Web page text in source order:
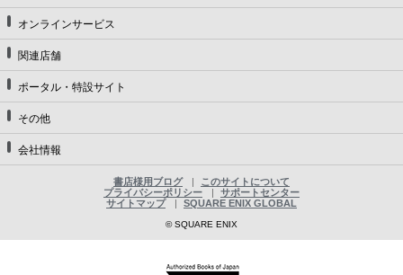
オンラインサービス
関連店舗
ポータル・特設サイト
その他
会社情報
書店様用ブログ
このサイトについて
プライバシーポリシー
サポートセンター
サイトマップ
SQUARE ENIX GLOBAL
© SQUARE ENIX